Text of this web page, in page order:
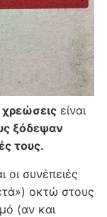
χρεώσειςείναι
ξόδεψαν
τους.
οι συνέπειές
οκτώ στους
(αν και